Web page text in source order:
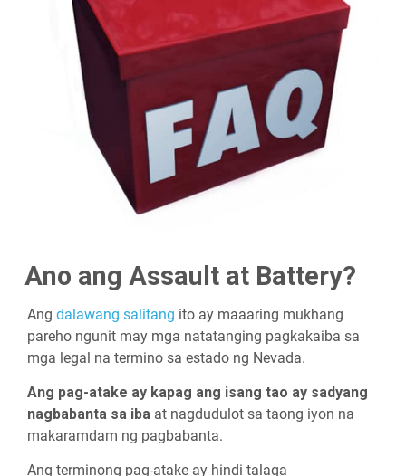
Ano ang Assault at Battery?
Ang dalawang salitang ito ay maaaring mukhang
pareho ngunit may mga natatanging pagkakaiba sa
mga legal na termino sa estado ng Nevada.
Ang pag-atake ay kapag ang isang tao ay sadyang
nagbabanta sa iba at nagdudulot sa taong iyon na
makaramdam ng pagbabanta.
Ang terminong pag-atake ay hindi talaga